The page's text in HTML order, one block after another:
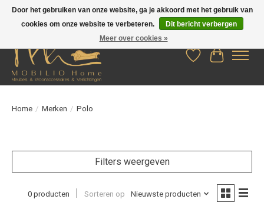
Verlanglijst
Home / Merken / Polo
Filters weergeven
0 producten Sorteren op Nieuwste producten
Door het gebruiken van onze website, ga je akkoord met het gebruik van
cookies om onze website te verbeteren.
Dit bericht verbergen
Meer over cookies »